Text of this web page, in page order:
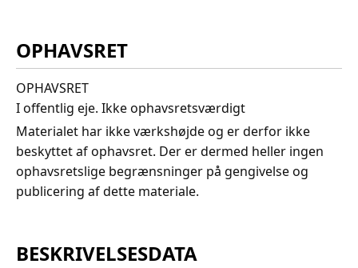
OPHAVSRET
OPHAVSRET
I offentlig eje. Ikke ophavsretsværdigt
Materialet har ikke værkshøjde og er derfor ikke
beskyttet af ophavsret. Der er dermed heller ingen
ophavsretslige begrænsninger på gengivelse og
publicering af dette materiale.
BESKRIVELSESDATA